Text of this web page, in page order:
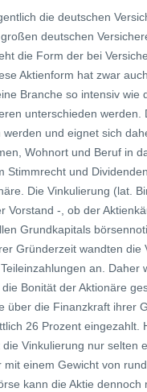
die deutschen
deutschen
die Form der bei
Aktienform hat zwar
Branche so intensiv
unterschieden
und eignet sich
Wohnort und Beruf in
Stimmrecht und
Die Vinkulierung (lat.
Vorstand -, ob der
Grundkapitals
Gründerzeit wandten die
an.
Bonität der Aktionäre
über die Finanzkraft ihrer
26 Prozent eingezahlt.
Vinkulierung nur selten
einem Gewicht von
kann die Aktie